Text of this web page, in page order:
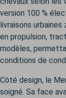
version 100 %
livraisons
en propulsion,
modèles,
conditions de
Côté design, le
soigné. Sa face